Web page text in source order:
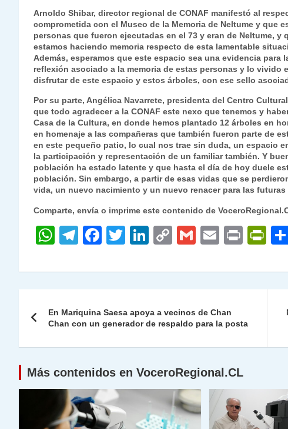
Arnoldo Shibar, director regional de CONAF manifestó al
comprometida con el Museo de la Memoria de Neltume y que
personas que fueron ejecutadas en el 73 y eran de Neltume,
estamos haciendo memoria respecto de esta lamentable
Además, esperamos que este espacio sea una evidencia
reflexión asociado a la memoria de estas personas y lo
disfrutar de este espacio y estos árboles, con ese sello
Por su parte, Angélica Navarrete, presidenta del Centro
que todo agradecer a la CONAF este nexo que tenemos y
Casa de la Cultura, en donde hemos plantado 12 árboles en
en homenaje a las compañeras que también fueron parte de
en este pequeño patio, lo cual nos trae sin duda, un espacio
la participación y representación de un familiar también. Y
población ha estado latente y que hasta el día de hoy duele
población. Sin embargo, a partir de esas vidas que se
vida, un nuevo nacimiento y un nuevo renacer para las
Comparte, envía o imprime este contenido de
W
at
A
p
p
T
e
a
m
F
c
b
o
o
k
T
itt
Li
k
dI
n
C
p
Li
n
k
G
ai
E
ai
P
nt
P
nt
dl
de
entradas
En Mariquina Saesa apoya a vecinos de Chan
Chan con un generador de respaldo para la posta
Más contenidos en VoceroRegional.CL